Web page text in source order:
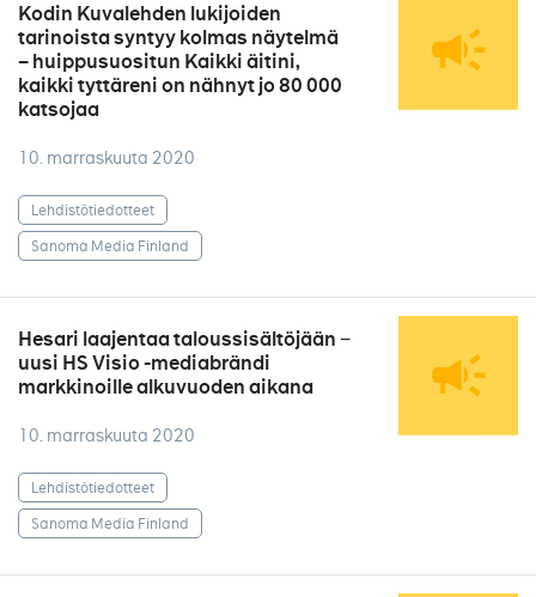
Kodin Kuvalehden lukijoiden
tarinoista syntyy kolmas näytelmä
– huippusuositun Kaikki äitini,
kaikki tyttäreni on nähnyt jo 80 000
katsojaa
10. marraskuuta 2020
Lehdistötiedotteet
Sanoma Media Finland
Hesari laajentaa taloussisältöjään −
uusi HS Visio -mediabrändi
markkinoille alkuvuoden aikana
10. marraskuuta 2020
Lehdistötiedotteet
Sanoma Media Finland